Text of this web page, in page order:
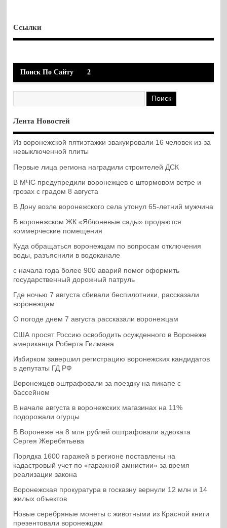
Ссылки
Поиск По Сайту 2
Лента Новостей
Из воронежской пятиэтажки эвакуировали 16 человек из-за
невыключенной плиты
Первые лица региона наградили строителей ДСК
В МЧС предупредили воронежцев о штормовом ветре и
грозах с градом 8 августа
В Дону возле воронежского села утонул 65-летний мужчина
В воронежском ЖК «Яблоневые сады» продаются
коммерческие помещения
Куда обращаться воронежцам по вопросам отключения
воды, разъяснили в водоканале
с начала года более 900 аварий помог оформить
государственный дорожный патруль
Где ночью 7 августа сбивали беспилотники, рассказали
воронежцам
О погоде днем 7 августа рассказали воронежцам
США просят Россию освободить осужденного в Воронеже
американца Роберта Гилмана
Избирком завершил регистрацию воронежских кандидатов
в депутаты ГД РФ
Воронежцев оштрафовали за поездку на пикапе с
бассейном
В начале августа в воронежских магазинах на 11%
подорожали огурцы
В Воронеже на 8 млн рублей оштрафовали адвоката
Сергея Жеребятьева
Порядка 1600 гаражей в регионе поставлены на
кадастровый учет по «гаражной амнистии» за время
реализации закона
Воронежская прокуратура в госказну вернули 12 млн и 14
жилых объектов
Новые серебряные монеты с животными из Красной книги
презентовали воронежцам